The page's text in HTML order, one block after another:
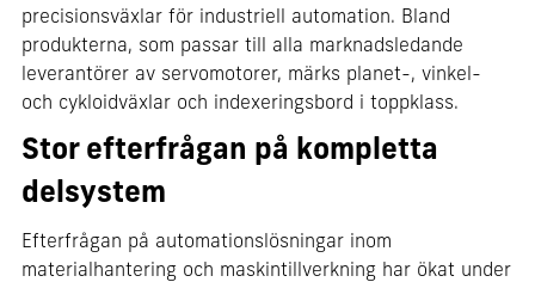
precisionsväxlar för industriell automation. Bland
produkterna, som passar till alla marknadsledande
leverantörer av servomotorer, märks planet-, vinkel-
och cykloidväxlar och indexeringsbord i toppklass.
Stor efterfrågan på kompletta
delsystem
Efterfrågan på automationslösningar inom
materialhantering och maskintillverkning har ökat under